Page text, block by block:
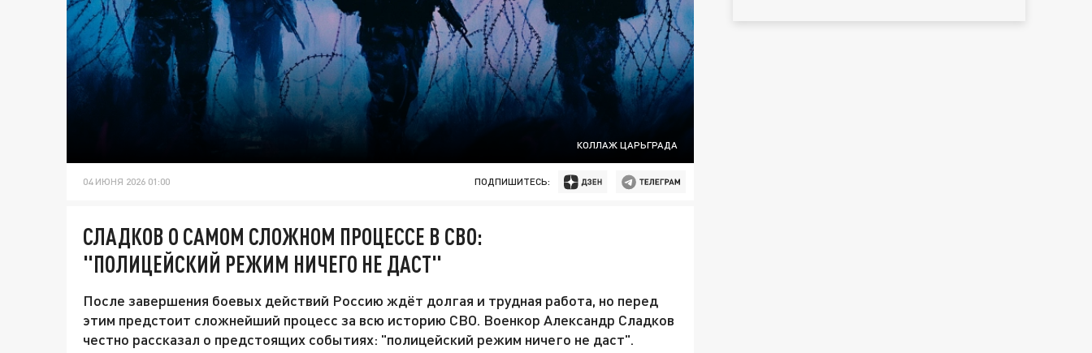
КОЛЛАЖ ЦАРЬГРАДА
04 ИЮНЯ 2026 01:00 ПОДПИШИТЕСЬ:
СЛАДКОВ О САМОМ СЛОЖНОМ ПРОЦЕССЕ В СВО:
"ПОЛИЦЕЙСКИЙ РЕЖИМ НИЧЕГО НЕ ДАСТ"
После завершения боевых действий Россию ждёт долгая и трудная работа, но перед
этим предстоит сложнейший процесс за всю историю СВО. Военкор Александр Сладков
честно рассказал о предстоящих событиях: "полицейский режим ничего не даст".